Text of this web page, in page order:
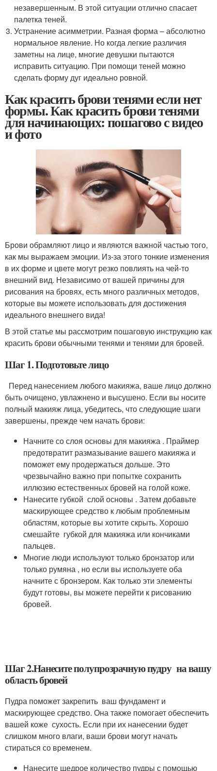
незавершенным. В этой ситуации отлично спасает
палетка теней.
Устранение асимметрии. Разная форма – абсолютно
нормальное явление. Но когда легкие различия
заметны на лице, многие девушки пытаются
исправить ситуацию. При помощи теней можно
сделать форму дуг идеально ровной.
Как красить брови тенями если нет
формы. Как красить брови тенями
для начинающих: пошагово с видео
и фото
Брови обрамляют лицо и являются важной частью того,
как мы выражаем эмоции. Из-за этого тонкие изменения
в их форме и цвете могут резко повлиять на чей-то
внешний вид. Независимо от вашей причины для
рисования на бровях, есть много различных методов,
которые вы можете использовать для достижения
идеального внешнего вида!
В этой статье мы рассмотрим пошаговую инструкцию как
красить брови обычными тенями и тенями для бровей.
Шаг 1. Подготовьте лицо
Перед нанесением любого макияжа, ваше лицо должно
быть очищено, увлажнено и высушено. Если вы носите
полный макияж лица, убедитесь, что следующие шаги
завершены, прежде чем начать брови:
Начните со слоя основы для макияжа . Праймер
предотвратит размазывание вашего макияжа и
поможет ему продержаться дольше. Это
чрезвычайно важно при попытке сохранить
иллюзию естественных бровей на голой коже.
Нанесите губкой слой основы . Затем добавьте
маскирующее средство к любым проблемным
областям, которые вы хотите скрыть. Хорошо
смешайте губкой для макияжа или кончиками
пальцев.
Многие люди используют только бронзатор или
только румяна , но если вы используете оба
начните с бронзером. Как только эти элементы
будут готовы, вы можете перейти к рисованию
бровей.
Шаг 2.Нанесите полупрозрачную пудру на вашу
область бровей
Пудра поможет закрепить ваш фундамент и
маскирующее средство. Она также помогает обеспечить
вашей коже сухость. Если при их нанесении будет
слишком много влаги, ваши брови могут начать
стираться со временем.
Нанесите щедрое количество пудры с помощью